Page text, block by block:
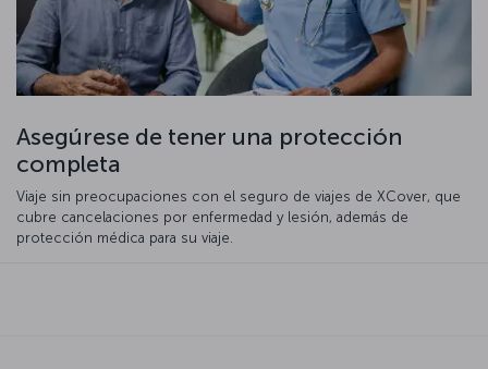
Asegúrese de tener una protección
completa
Viaje sin preocupaciones con el seguro de viajes de XCover, que
cubre cancelaciones por enfermedad y lesión, además de
protección médica para su viaje.